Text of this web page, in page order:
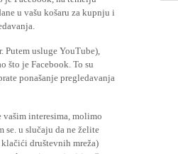
u vašu košaru za kupnju i
usluge YouTube),
što je Facebook. To su
ponašanje pregledavanja
interesima, molimo
se. u slučaju da ne želite
društevnih mreža)